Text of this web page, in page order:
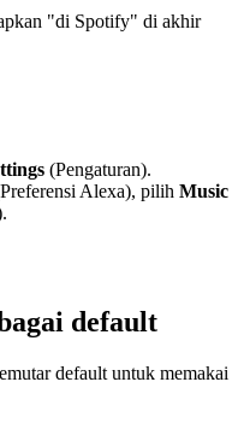
"di Spotify" di akhir
(Pengaturan).
Alexa), pilih Music
default
default untuk memakai